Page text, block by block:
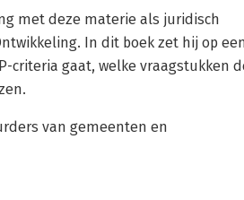
met deze materie als juridisch
In dit boek zet hij op
criteria gaat, welke vraagstukken
van gemeenten en